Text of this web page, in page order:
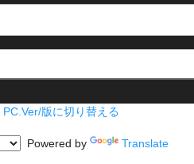
PC.Ver/版に切り替える
Powered by Translate